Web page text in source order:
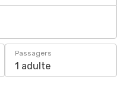
Passagers
1 adulte